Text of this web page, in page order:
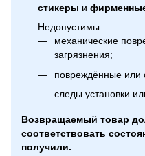
стикеры и
Недопустимы:
механические
загрязнения;
повреждённые
следы установки
Возвращаемый товар
соответствовать
получили.